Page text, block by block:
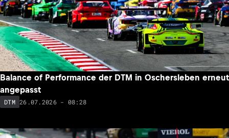
Balance of Performance der DTM in Oschersleben erneut
angepasst
DTM 26.07.2026 - 08:28